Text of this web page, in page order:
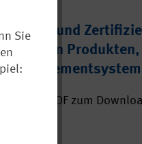
Prüf- und
von Produkten,
als PDF zum
Sie